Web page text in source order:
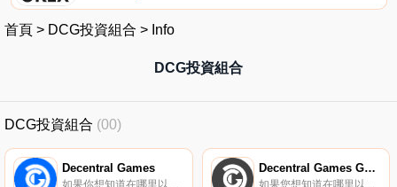
首頁 > DCG投資組合 > Info
DCG投資組合
DCG投資組合 (00)
Decentral Games Decentral Games Governance (xDG)